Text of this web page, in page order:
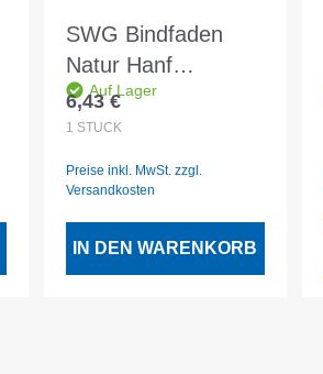
SWG Bindfaden
Natur Hanf
1.5mmx40m
Auf Lager
Regulärer Preis:
6,43 €
1 STÜCK
Preise inkl. MwSt. zzgl.
Versandkosten
IN DEN WARENKORB